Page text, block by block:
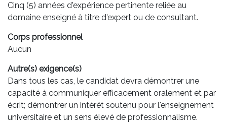
Cinq (5) années d'expérience pertinente reliée au
domaine enseigné à titre d'expert ou de consultant.
Corps professionnel
Aucun
Autre(s) exigence(s)
Dans tous les cas, le candidat devra démontrer une
capacité à communiquer efficacement oralement et par
écrit; démontrer un intérêt soutenu pour l'enseignement
universitaire et un sens élevé de professionnalisme.